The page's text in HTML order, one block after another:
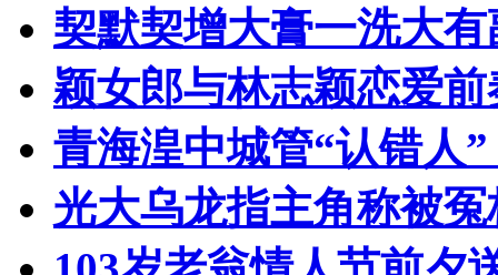
契默契增大膏一洗大
颖女郎与林志颖恋爱
青海湟中城管“认错人
光大乌龙指主角称被